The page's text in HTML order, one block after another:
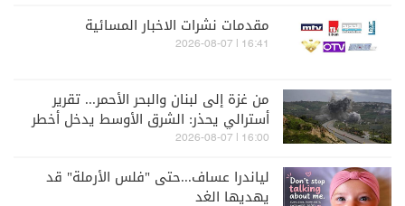
مقدمات نشرات الاخبار المسائية
16:41 | 2026-08-07
من غزة إلى لبنان والبحر الأحمر... تقرير
أسترالي يحذر: الشرق الأوسط يدخل أخطر
مراحله
16:00 | 2026-08-07
لياندرا عساف...حتى "فلس الأرملة" قد
يهديها الغد